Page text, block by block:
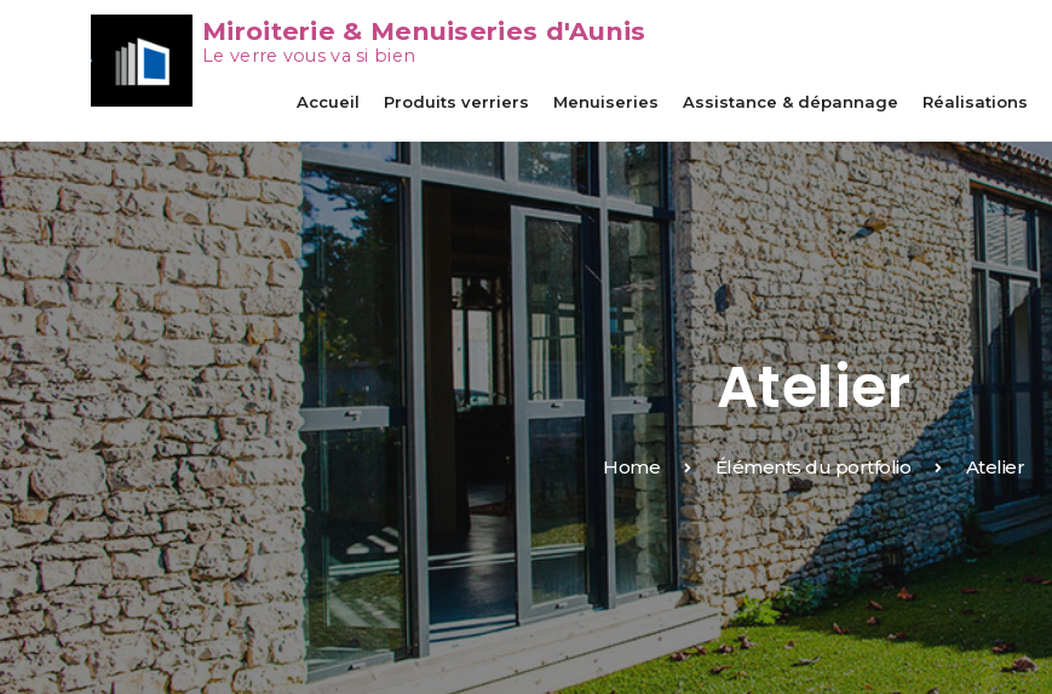
Miroiterie & Menuiseries d'Aunis
Le verre vous va si bien
Accueil Produits verriers Menuiseries Assistance & dépannage Réalisations
Atelier
Home Éléments du portfolio Atelier